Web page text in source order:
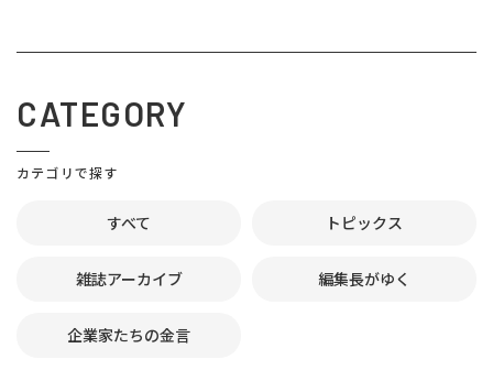
CATEGORY
カテゴリで探す
すべて トピックス
雑誌アーカイブ 編集長がゆく
企業家たちの金言